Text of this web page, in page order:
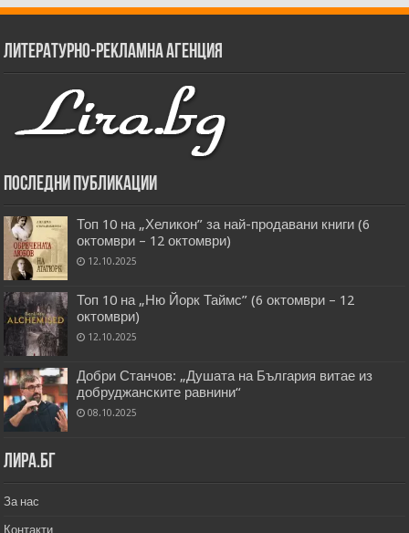
Литературно-рекламна агенция
Последни публикации
Топ 10 на „Хеликон” за най-продавани книги (6
октомври – 12 октомври)
12.10.2025
Топ 10 на „Ню Йорк Таймс” (6 октомври – 12
октомври)
12.10.2025
Добри Станчов: „Душата на България витае из
добруджанските равнини“
08.10.2025
Лира.бг
За нас
Контакти